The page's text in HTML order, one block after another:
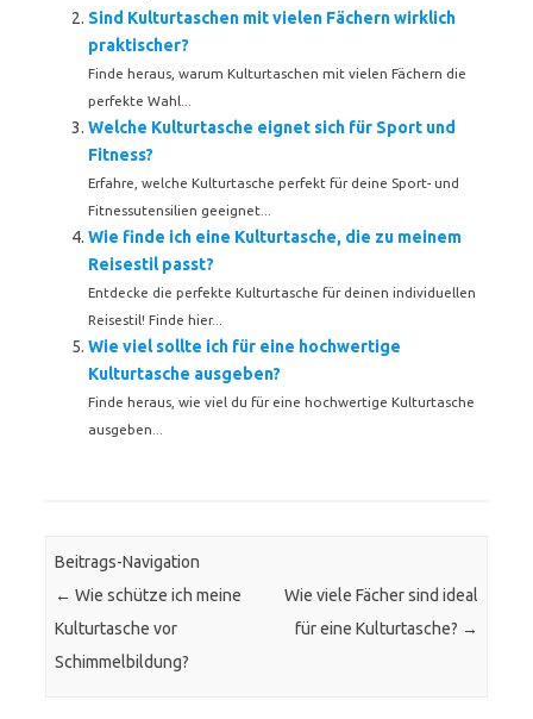
Sind Kulturtaschen mit vielen Fächern wirklich
praktischer?
Finde heraus, warum Kulturtaschen mit vielen Fächern die
perfekte Wahl...
Welche Kulturtasche eignet sich für Sport und
Fitness?
Erfahre, welche Kulturtasche perfekt für deine Sport- und
Fitnessutensilien geeignet...
Wie finde ich eine Kulturtasche, die zu meinem
Reisestil passt?
Entdecke die perfekte Kulturtasche für deinen individuellen
Reisestil! Finde hier...
Wie viel sollte ich für eine hochwertige
Kulturtasche ausgeben?
Finde heraus, wie viel du für eine hochwertige Kulturtasche
ausgeben...
Beitrags-Navigation
← Wie schütze ich meine
Kulturtasche vor
Schimmelbildung?
Wie viele Fächer sind ideal
für eine Kulturtasche? →